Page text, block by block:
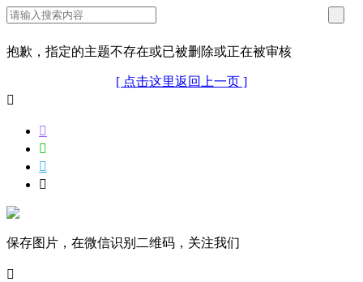
抱歉，指定的主题不存在或已被删除或正在被审核
[ 点击这里返回上一页 ]





保存图片，在微信识别二维码，关注我们
